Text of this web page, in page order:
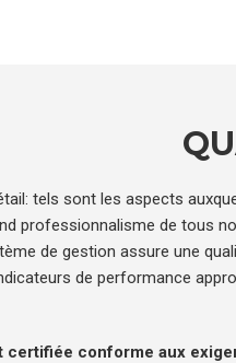
tels sont les aspects
professionnalisme de tous
de gestion assure une
de performance
certifiée conforme aux